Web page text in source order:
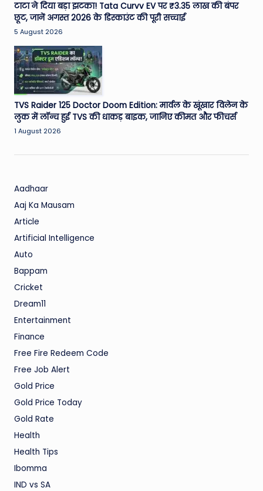
टाटा ने दिया बड़ा झटका! Tata Curvv EV पर ₹3.35 लाख की बंपर
छूट, जानें अगस्त 2026 के डिस्काउंट की पूरी सच्चाई
5 August 2026
TVS Raider 125 Doctor Doom Edition: मार्वल के खूंखार विलेन के
लुक में लॉन्च हुई TVS की धाकड़ बाइक, जानिए कीमत और फीचर्स
1 August 2026
Aadhaar
Aaj Ka Mausam
Article
Artificial Intelligence
Auto
Bappam
Cricket
Dream11
Entertainment
Finance
Free Fire Redeem Code
Free Job Alert
Gold Price
Gold Price Today
Gold Rate
Health
Health Tips
Ibomma
IND vs SA